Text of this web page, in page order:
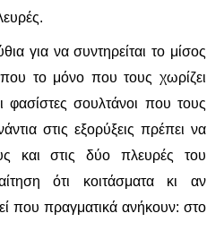
για να συντηρείται το μίσος
το μόνο που τους χωρίζει
φασίστες σουλτάνοι που τους
στις εξορύξεις πρέπει να
και στις δύο πλευρές του
ότι κοιτάσματα κι αν
που πραγματικά ανήκουν: στο